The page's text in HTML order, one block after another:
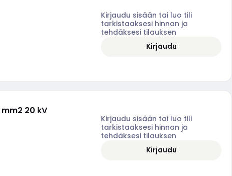
Kirjaudu sisään tai luo tili
tarkistaaksesi hinnan ja
tehdäksesi tilauksen
Kirjaudu
20 kV
Kirjaudu sisään tai luo tili
tarkistaaksesi hinnan ja
tehdäksesi tilauksen
Kirjaudu